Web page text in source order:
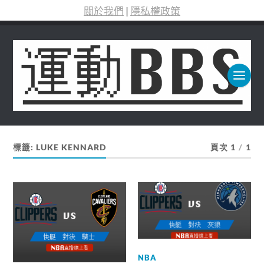
關於我們 | 隱私權政策
標籤:LUKE KENNARD 頁次 1 / 1
NBA